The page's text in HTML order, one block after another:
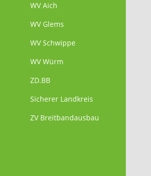
WV Aich
WV Glems
WV Schwippe
WV Würm
ZD.BB
Sicherer Landkreis
ZV Breitbandausbau